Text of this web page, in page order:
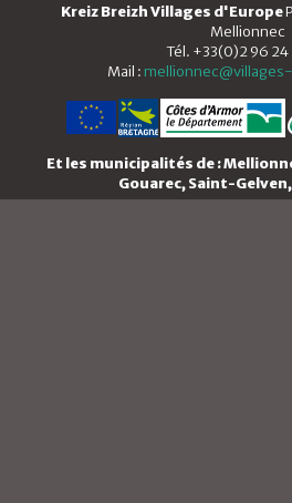
Kreiz Breizh Villages d'Europe
Mellionnec
Tél. +33(0)2 96 24
Mail :
Et les municipalités de :
Gouarec, Saint-